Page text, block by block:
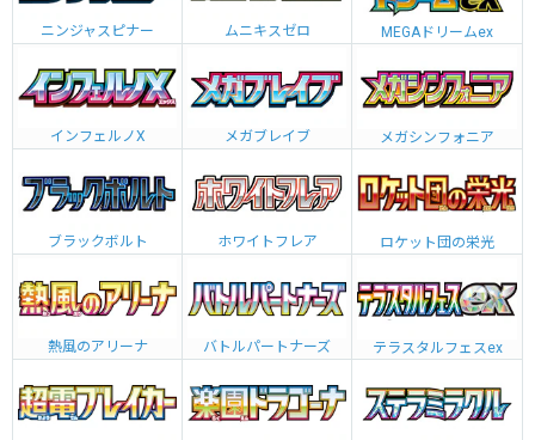
ニンジャスピナー ムニキスゼロ MEGAドリームex
インフェルノX メガブレイブ メガシンフォニア
ブラックボルト ホワイトフレア ロケット団の栄光
熱風のアリーナ バトルパートナーズ テラスタルフェスex